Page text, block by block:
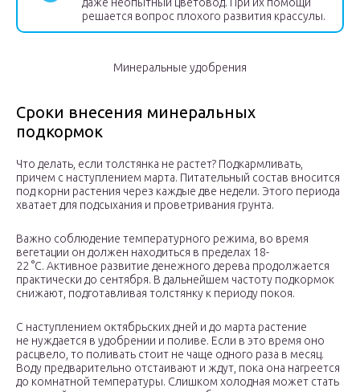
решается вопрос плохого развития крассулы.
Минеральные удобрения
Сроки внесения минеральных
подкормок
Что делать, если толстянка не растет? Подкармливать,
причем с наступлением марта. Питательный состав вносится
под корни растения через каждые две недели. Этого периода
хватает для подсыхания и проветривания грунта.
Важно соблюдение температурного режима, во время
вегетации он должен находиться в пределах 18-
22 °С. Активное развитие денежного дерева продолжается
практически до сентября. В дальнейшем частоту подкормок
снижают, подготавливая толстянку к периоду покоя.
С наступлением октябрьских дней и до марта растение
не нуждается в удобрении и поливе. Если в это время оно
расцвело, то поливать стоит не чаще одного раза в месяц.
Воду предварительно отстаивают и ждут, пока она нагреется
до комнатной температуры. Слишком холодная может стать